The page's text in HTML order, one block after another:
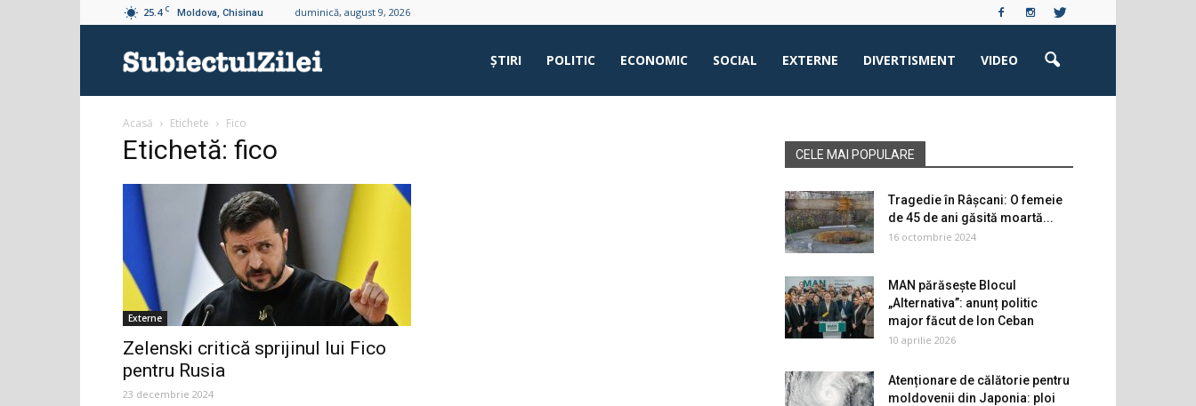
25.4 C Moldova, Chisinau duminică, august 9, 2026
ŞTIRI POLITIC ECONOMIC SOCIAL EXTERNE DIVERTISMENT VIDEO
Acasă Etichete Fico
Etichetă: fico
Externe
Zelenski critică sprijinul lui Fico
pentru Rusia
23 decembrie 2024
CELE MAI POPULARE
Tragedie în Râșcani: O femeie
de 45 de ani găsită moartă...
16 octombrie 2024
MAN părăsește Blocul
„Alternativa”: anunț politic
major făcut de Ion Ceban
10 aprilie 2026
Atenționare de călătorie pentru
moldovenii din Japonia: ploi